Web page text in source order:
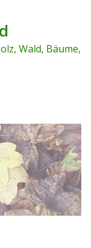
Wald, Bäume,